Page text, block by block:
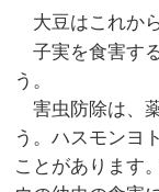
大豆はこれか
子実を食害す
う。
害虫防除は、
う。ハスモンヨ
ことがあります